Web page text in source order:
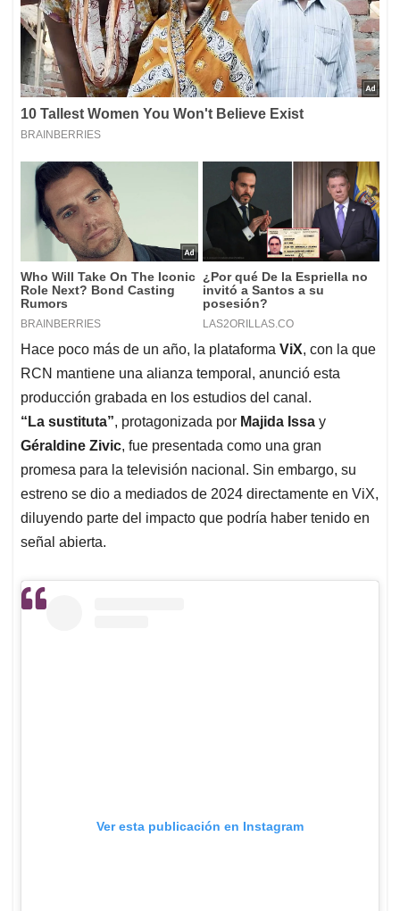
Hace poco más de un año, la plataforma ViX, con la que
RCN mantiene una alianza temporal, anunció esta
producción grabada en los estudios del canal.
“La sustituta”, protagonizada por Majida Issa y
Géraldine Zivic, fue presentada como una gran
promesa para la televisión nacional. Sin embargo, su
estreno se dio a mediados de 2024 directamente en ViX,
diluyendo parte del impacto que podría haber tenido en
señal abierta.
Ver esta publicación en Instagram